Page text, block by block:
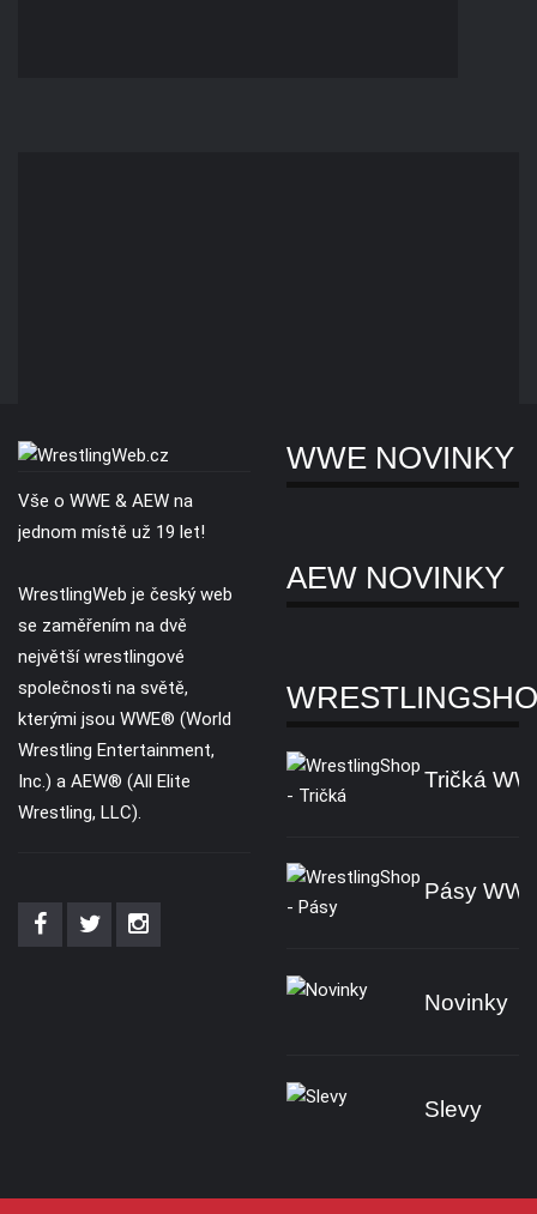
Vše o WWE & AEW na
jednom místě už 19 let!
WrestlingWeb je český web
se zaměřením na dvě
největší wrestlingové
společnosti na světě,
kterými jsou WWE® (World
Wrestling Entertainment,
Inc.) a AEW® (All Elite
Wrestling, LLC).
WWE NOVINKY
AEW NOVINKY
Tričká
Pásy
Novinky
Slevy